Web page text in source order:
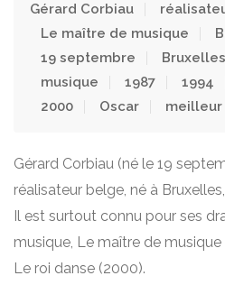
Gérard Corbiau
Le maître de musique
19 septembre
Bruxelles
musique
1987 1994
2000
Oscar meilleur
Gérard Corbiau (né le 19
réalisateur belge, né à
Il est surtout connu pour ses
musique, Le maître de musique
Le roi danse (2000).